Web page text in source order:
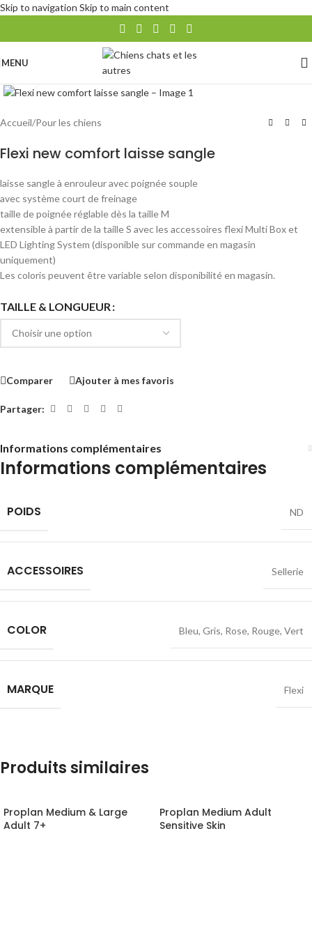
Skip to navigation Skip to main content
MENU
Accueil/Pour les chiens
Flexi new comfort laisse sangle
laisse sangle à enrouleur avec poignée souple
avec système court de freinage
taille de poignée réglable dès la taille M
extensible à partir de la taille S avec les accessoires flexi Multi Box et
LED Lighting System (disponible sur commande en magasin
uniquement)
Les coloris peuvent être variable selon disponibilité en magasin.
TAILLE & LONGUEUR
Comparer Ajouter à mes favoris
Partager:
Informations complémentaires
Informations complémentaires
POIDS ND
ACCESSOIRES Sellerie
COLOR Bleu, Gris, Rose, Rouge, Vert
MARQUE Flexi
Produits similaires
Proplan Medium & Large
Adult 7+
Proplan Medium Adult
Sensitive Skin